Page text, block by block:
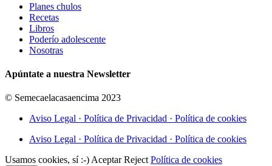
Planes chulos
Recetas
Libros
Poderío adolescente
Nosotras
Apúntate a nuestra Newsletter
© Semecaelacasaencima 2023
Aviso Legal · Política de Privacidad · Política de cookies
Aviso Legal · Política de Privacidad · Política de cookies
Usamos cookies, sí :-) Aceptar Reject Política de cookies